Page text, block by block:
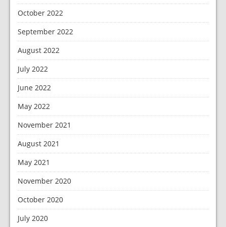
October 2022
September 2022
August 2022
July 2022
June 2022
May 2022
November 2021
August 2021
May 2021
November 2020
October 2020
July 2020